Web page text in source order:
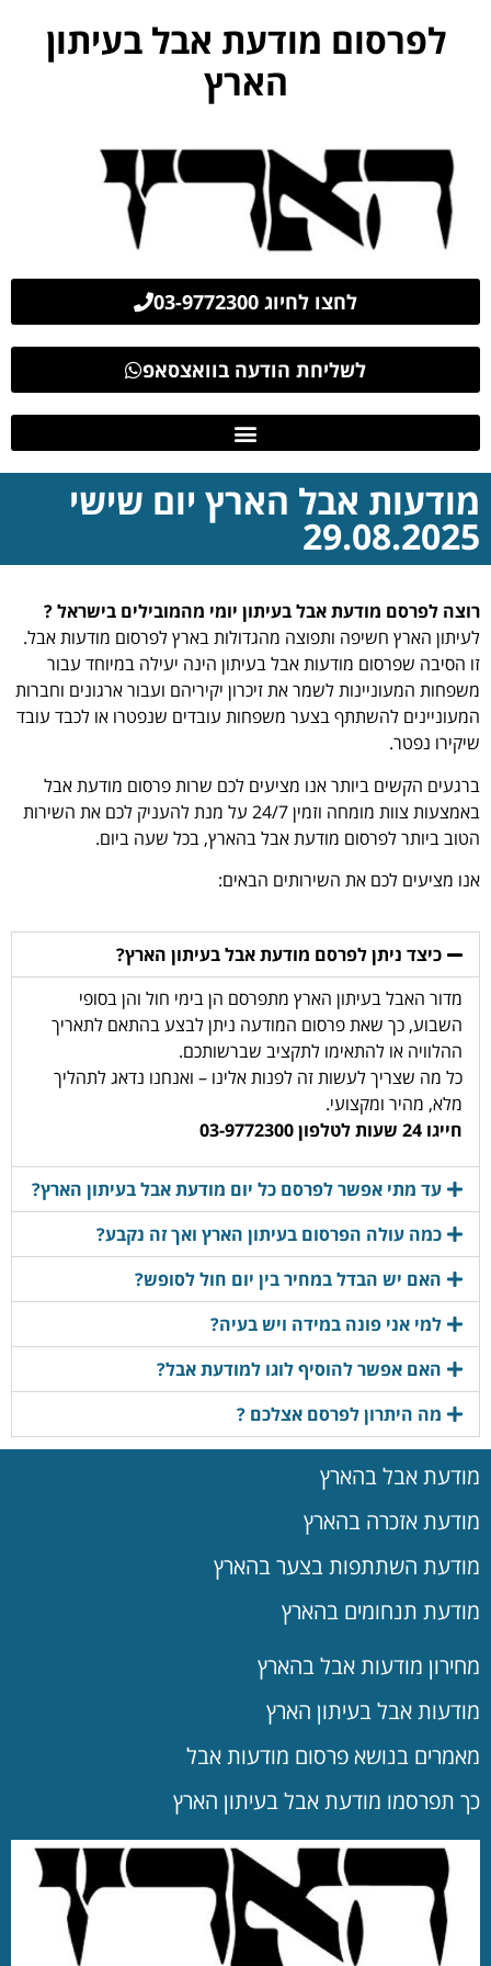
לפרסום מודעת אבל בעיתון
הארץ
לחצו לחיוג 03-9772300
לשליחת הודעה בוואצסאפ
מודעות אבל הארץ יום שישי
29.08.2025
רוצה לפרסם מודעת אבל בעיתון יומי מהמובילים בישראל ?
לעיתון הארץ חשיפה ותפוצה מהגדולות בארץ לפרסום מודעות אבל.
זו הסיבה שפרסום מודעות אבל בעיתון הינה יעילה במיוחד עבור
משפחות המעוניינות לשמר את זיכרון יקיריהם ועבור ארגונים וחברות
המעוניינים להשתתף בצער משפחות עובדים שנפטרו או לכבד עובד
שיקירו נפטר.
ברגעים הקשים ביותר אנו מציעים לכם שרות פרסום מודעת אבל
באמצעות צוות מומחה וזמין 24/7 על מנת להעניק לכם את השירות
הטוב ביותר לפרסום מודעת אבל בהארץ, בכל שעה ביום.
אנו מציעים לכם את השירותים הבאים:
כיצד ניתן לפרסם מודעת אבל בעיתון הארץ?
מדור האבל בעיתון הארץ מתפרסם הן בימי חול והן בסופי
השבוע, כך שאת פרסום המודעה ניתן לבצע בהתאם לתאריך
ההלוויה או להתאימו לתקציב שברשותכם.
כל מה שצריך לעשות זה לפנות אלינו – ואנחנו נדאג לתהליך
מלא, מהיר ומקצועי.
חייגו 24 שעות לטלפון 03-9772300
עד מתי אפשר לפרסם כל יום מודעת אבל בעיתון הארץ?
כמה עולה הפרסום בעיתון הארץ ואך זה נקבע?
האם יש הבדל במחיר בין יום חול לסופש?
למי אני פונה במידה ויש בעיה?
האם אפשר להוסיף לוגו למודעת אבל?
מה היתרון לפרסם אצלכם ?
מודעת אבל בהארץ
מודעת אזכרה בהארץ
מודעת השתתפות בצער בהארץ
מודעת תנחומים בהארץ
מחירון מודעות אבל בהארץ
מודעות אבל בעיתון הארץ
מאמרים בנושא פרסום מודעות אבל
כך תפרסמו מודעת אבל בעיתון הארץ